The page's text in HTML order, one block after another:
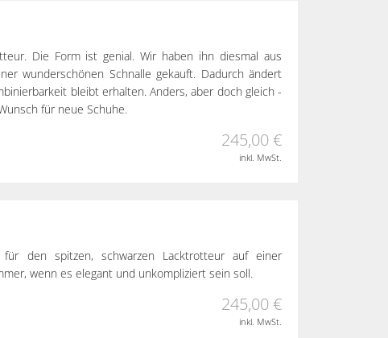
Die Form ist genial. Wir haben ihn diesmal aus
wunderschönen Schnalle gekauft. Dadurch ändert
bleibt erhalten. Anders, aber doch gleich -
für neue Schuhe.
245,00 €
inkl. MwSt.
den spitzen, schwarzen Lacktrotteur auf einer
wenn es elegant und unkompliziert sein soll.
245,00 €
inkl. MwSt.